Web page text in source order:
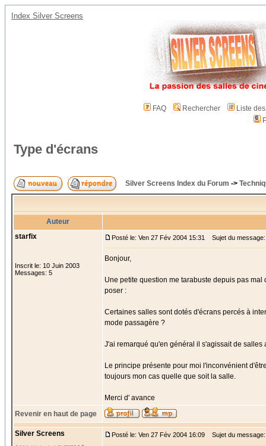
Index Silver Screens
FAQ Rechercher
Liste
Type d'écrans
Silver Screens Index du Forum ->
Auteur
starfix
Inscrit le: 10 Juin 2003
Messages: 5
Posté le: Ven 27 Fév 2004 15:31 Sujet du
Bonjour,
Une petite question me tarabuste depuis pas
poser :
Certaines salles sont dotés d'écrans percés à
mode passagère ?
J'ai remarqué qu'en général il s'agissait de
Le principe présente pour moi l'inconvénient
toujours mon cas quelle que soit la salle.
Merci d' avance
Revenir en haut de page
Silver Screens Posté le: Ven 27 Fév 2004 16:09 Sujet du